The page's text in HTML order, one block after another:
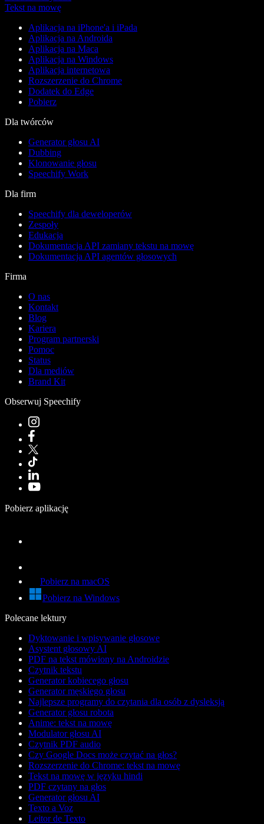
Tekst na mowę
Aplikacja na iPhone'a i iPada
Aplikacja na Androida
Aplikacja na Maca
Aplikacja na Windows
Aplikacja internetowa
Rozszerzenie do Chrome
Dodatek do Edge
Pobierz
Dla twórców
Generator głosu AI
Dubbing
Klonowanie głosu
Speechify Work
Dla firm
Speechify dla deweloperów
Zespoły
Edukacja
Dokumentacja API zamiany tekstu na mowę
Dokumentacja API agentów głosowych
Firma
O nas
Kontakt
Blog
Kariera
Program partnerski
Pomoc
Status
Dla mediów
Brand Kit
Obserwuj Speechify
Pobierz aplikację
Pobierz na macOS
Pobierz na Windows
Polecane lektury
Dyktowanie i wpisywanie głosowe
Asystent głosowy AI
PDF na tekst mówiony na Androidzie
Czytnik tekstu
Generator kobiecego głosu
Generator męskiego głosu
Najlepsze programy do czytania dla osób z dysleksją
Generator głosu robota
Anime: tekst na mowę
Modulator głosu AI
Czytnik PDF audio
Czy Google Docs może czytać na głos?
Rozszerzenie do Chrome: tekst na mowę
Tekst na mowę w języku hindi
PDF czytany na głos
Generator głosu AI
Texto a Voz
Leitor de Texto